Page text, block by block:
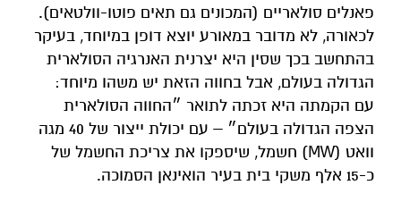
פאנלים סולאריים (המכונים גם תאים פוטו-וולטאים).
לכאורה, לא מדובר במאורע יוצא דופן במיוחד, בעיקר
בהתחשב בכך שסין היא יצרנית האנרגיה הסולארית
הגדולה בעולם, אבל בחווה הזאת יש משהו מיוחד:
עם הקמתה היא זכתה לתואר ״החווה הסולארית
הצפה הגדולה בעולם״ – עם יכולת ייצור של 40 מגה
וואט (MW) חשמל, שיספקו את צריכת החשמל של
כ-15 אלף משקי בית בעיר הואינאן הסמוכה.